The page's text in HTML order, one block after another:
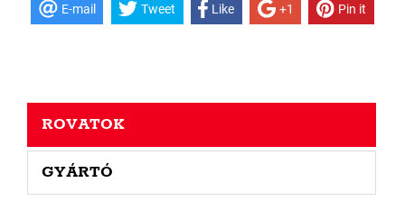
E-mail Tweet Like +1 Pin it
ROVATOK
GYÁRTÓ